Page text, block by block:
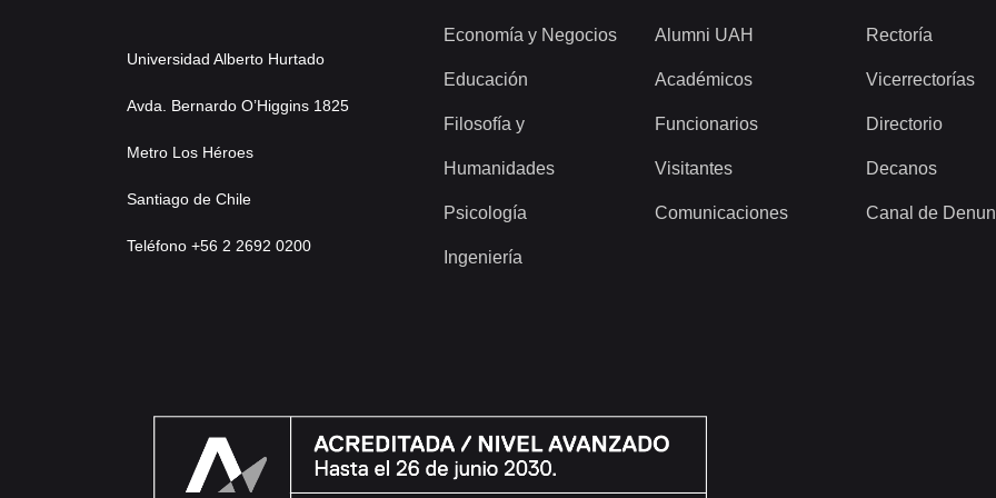
Universidad Alberto Hurtado
Avda. Bernardo O’Higgins 1825
Metro Los Héroes
Santiago de Chile
Teléfono +56 2 2692 0200
Economía y Negocios
Educación
Filosofía y
Humanidades
Psicología
Ingeniería
Alumni UAH
Académicos
Funcionarios
Visitantes
Comunicaciones
Rectoría
Vicerrectorías
Directorio
Decanos
Canal de